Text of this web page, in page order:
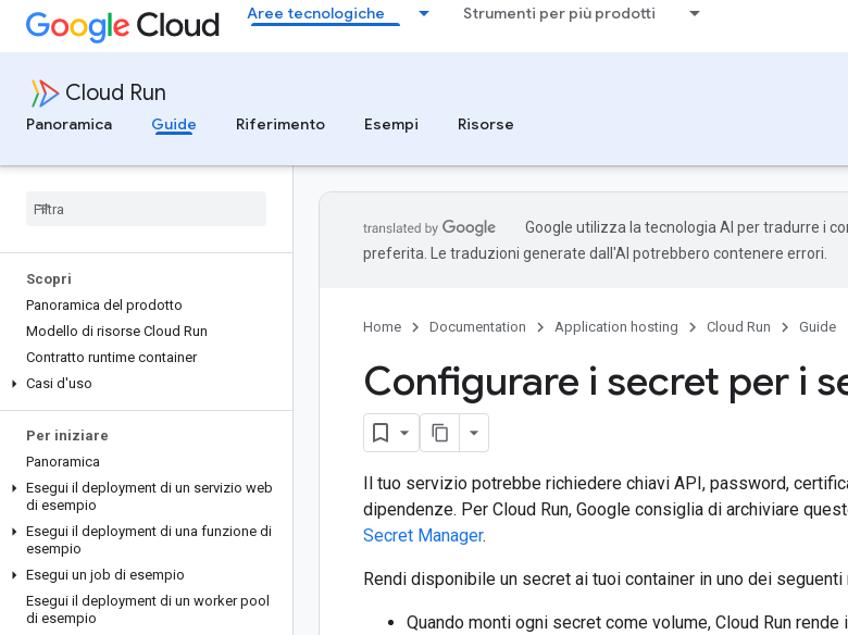
Aree tecnologiche Strumenti per più prodotti
Cloud Run
Panoramica
Guide Riferimento Esempi Risorse
Scopri
Panoramica del prodotto
Modello di risorse Cloud Run
Contratto runtime container
Casi d'uso
Per iniziare
Panoramica
Esegui il deployment di un servizio web
di esempio
Esegui il deployment di una funzione di
esempio
Esegui un job di esempio
Esegui il deployment di un worker pool
di esempio
Google utilizza la tecnologia AI per tradurre i
preferita. Le traduzioni generate dall'AI potrebbero contenere errori.
Home Documentation Application hosting Cloud Run Guide
Configurare i secret per i
Il tuo servizio potrebbe richiedere chiavi API, password,
dipendenze. Per Cloud Run, Google consiglia di archiviare
Secret Manager.
Rendi disponibile un secret ai tuoi container in uno dei seguenti
Quando monti ogni secret come volume, Cloud Run